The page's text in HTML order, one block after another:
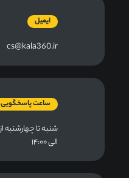
ایمیل
cs@kala360.ir
ساعت پاسخگویی
الی ۱۴:۰۰